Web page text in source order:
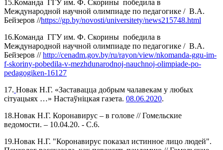
15.Команда ГГУ им. Ф. Скорины победила в
Международной научной олимпиаде по педагогике / В.А.
Бейзеров //https://gp.by/novosti/universitety/news215748.html
16.Команда ГГУ им. Ф. Скорины победила в
Международной научной олимпиаде по педагогике / В.А.
Бейзеров //http://cenadm.gov.by/ru/rayon/view/nkomanda-ggu-im-
f-skoriny-pobedila-v-mezhdunarodnoj-nauchnoj-olimpiade-po-
pedagogiken-16127
17. Новак Н.Г. «Заставацца добрым чалавекам у любых
сiтуацыях …» Настаўніцкая газета. 08.06.2020.
18.Новак Н.Г. Коронавирус – в голове // Гомельские
ведомости. – 10.04.20. - С.6.
19.Новак Н.Г. "Коронавирус показал истинное лицо людей".